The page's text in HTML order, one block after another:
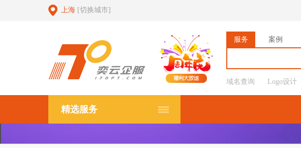
上海 [切换城市]
服务 案例
域名查询 Logo设计
精选服务